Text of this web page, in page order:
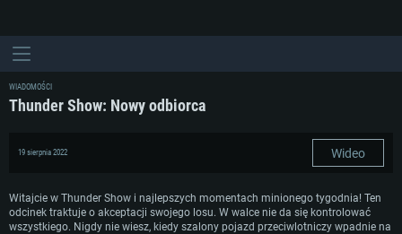
WIADOMOŚCI
Thunder Show: Nowy odbiorca
19 sierpnia 2022 Wideo
Witajcie w Thunder Show i najlepszych momentach minionego tygodnia! Ten
odcinek traktuje o akceptacji swojego losu. W walce nie da się kontrolować
wszystkiego. Nigdy nie wiesz, kiedy szalony pojazd przeciwlotniczy wpadnie na